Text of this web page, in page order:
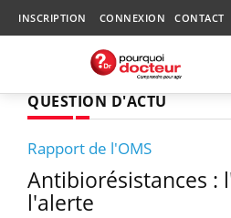
INSCRIPTION CONNEXION CONTACT
QUESTION D'ACTU
Rapport de l'OMS
Antibiorésistances :
l'alerte